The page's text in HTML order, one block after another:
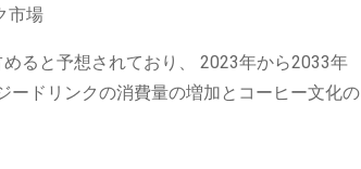
ると予想されており、 2023年から2033年
ードリンクの消費量の増加とコーヒー文化の